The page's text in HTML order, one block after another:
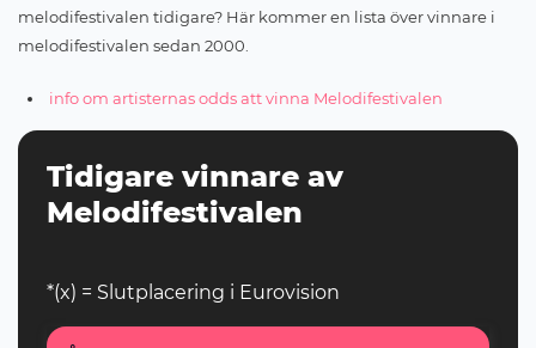
melodifestivalen tidigare? Här kommer en lista över vinnare i
melodifestivalen sedan 2000.
info om artisternas odds att vinna Melodifestivalen
Tidigare vinnare av
Melodifestivalen
*(x) = Slutplacering i Eurovision